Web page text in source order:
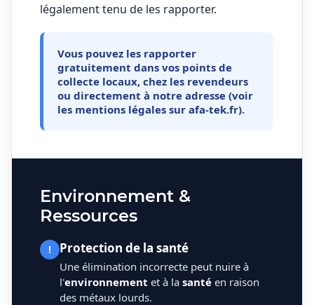
légalement tenu de les rapporter.
Vous pouvez les rapporter
gratuitement dans vos points de
collecte locaux, chez les revendeurs
ou directement à notre adresse (voir
les mentions légales sur afa-tek.fr).
Environnement &
Ressources
! Protection de la santé
Une élimination incorrecte peut nuire à
l'environnement et à la santé en raison
des métaux lourds.